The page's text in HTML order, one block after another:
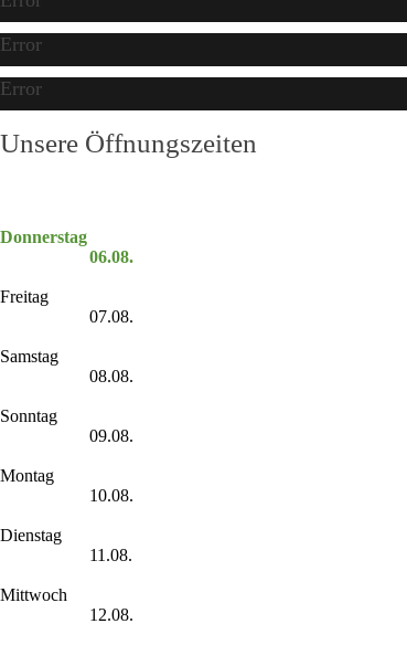
Error
Error
Unsere Öffnungszeiten
Donnerstag
06.08.
Freitag
07.08.
Samstag
08.08.
Sonntag
09.08.
Montag
10.08.
Dienstag
11.08.
Mittwoch
12.08.